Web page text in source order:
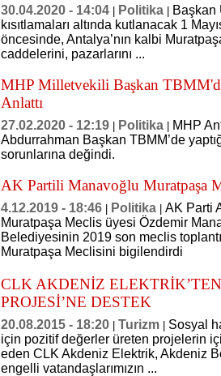
30.04.2020 - 14:04 Politika
Başkan
kısıtlamaları altında kutlanacak 1
öncesinde, Antalya’nın kalbi
caddelerini, pazarlarını ...
MHP Milletvekili Başkan
Anlattı
27.02.2020 - 12:19 Politika
MHP
Abdurrahman Başkan TBMM’de
sorunlarına değindi.
AK Partili Manavoğlu Muratpaşa
4.12.2019 - 18:46 Politika
AK Parti
Muratpaşa Meclis üyesi Özdemir
Belediyesinin 2019 son meclis
Muratpaşa Meclisini bigilendirdi
CLK AKDENİZ
PROJESİ’NE DESTEK
20.08.2015 - 18:20 Turizm
Sosyal
için pozitif değerler üreten projelerin
eden CLK Akdeniz Elektrik, Akdeniz
engelli vatandaşlarımızın ...